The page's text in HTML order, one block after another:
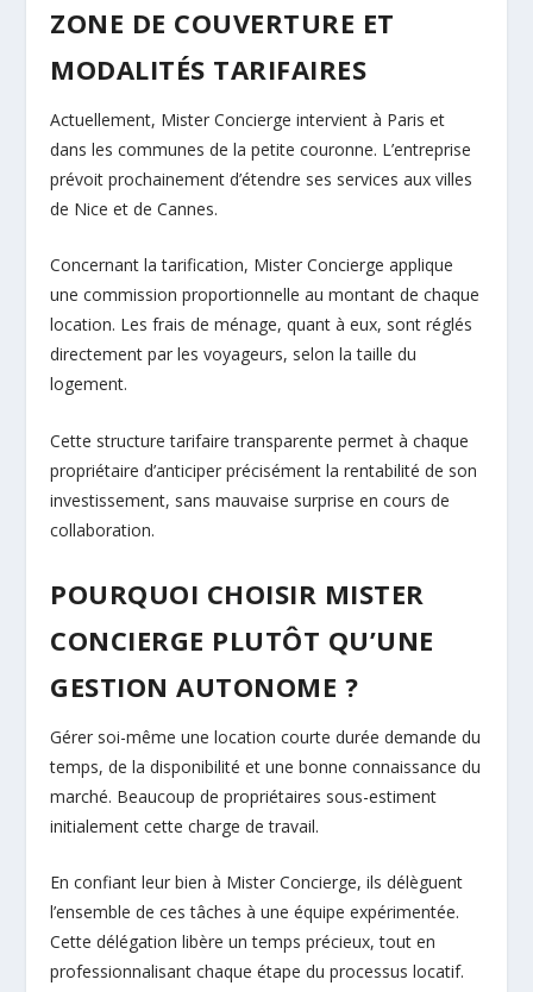
ZONE DE COUVERTURE ET
MODALITÉS TARIFAIRES
Actuellement, Mister Concierge intervient à Paris et
dans les communes de la petite couronne. L’entreprise
prévoit prochainement d’étendre ses services aux villes
de Nice et de Cannes.
Concernant la tarification, Mister Concierge applique
une commission proportionnelle au montant de chaque
location. Les frais de ménage, quant à eux, sont réglés
directement par les voyageurs, selon la taille du
logement.
Cette structure tarifaire transparente permet à chaque
propriétaire d’anticiper précisément la rentabilité de son
investissement, sans mauvaise surprise en cours de
collaboration.
POURQUOI CHOISIR MISTER
CONCIERGE PLUTÔT QU’UNE
GESTION AUTONOME ?
Gérer soi-même une location courte durée demande du
temps, de la disponibilité et une bonne connaissance du
marché. Beaucoup de propriétaires sous-estiment
initialement cette charge de travail.
En confiant leur bien à Mister Concierge, ils délèguent
l’ensemble de ces tâches à une équipe expérimentée.
Cette délégation libère un temps précieux, tout en
professionnalisant chaque étape du processus locatif.